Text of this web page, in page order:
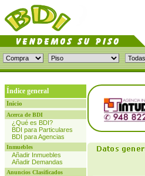
Índice general
Inicio
Acerca de BDI
¿Qué es BDI?
BDI para Particulares
BDI para Agencias
Inmuebles
Añadir Inmuebles
Añadir Demandas
Anuncios Clasificados